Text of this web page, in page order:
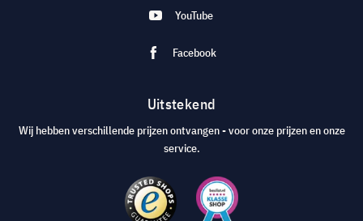
YouTube
Facebook
Uitstekend
Wij hebben verschillende prijzen ontvangen - voor onze prijzen en onze
service.